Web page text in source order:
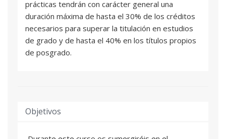
prácticas tendrán con carácter general una
duración máxima de hasta el 30% de los créditos
necesarios para superar la titulación en estudios
de grado y de hasta el 40% en los títulos propios
de posgrado.
Objetivos